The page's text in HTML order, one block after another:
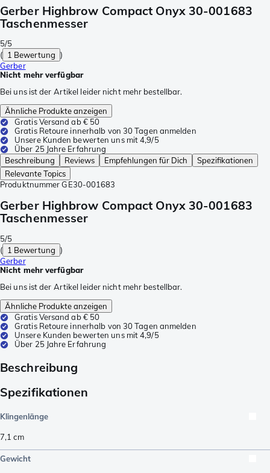
Gerber Highbrow Compact Onyx 30-001683
Taschenmesser
5/5
( 1 Bewertung )
Gerber
Nicht mehr verfügbar
Bei uns ist der Artikel leider nicht mehr bestellbar.
Ähnliche Produkte anzeigen
Gratis Versand ab € 50
Gratis Retoure innerhalb von 30 Tagen anmelden
Unsere Kunden bewerten uns mit 4,9/5
Über 25 Jahre Erfahrung
Beschreibung
Reviews Empfehlungen für Dich
Spezifikationen
Relevante Topics
Produktnummer GE30-001683
Gerber Highbrow Compact Onyx 30-001683
Taschenmesser
5/5
( 1 Bewertung )
Gerber
Nicht mehr verfügbar
Bei uns ist der Artikel leider nicht mehr bestellbar.
Ähnliche Produkte anzeigen
Gratis Versand ab € 50
Gratis Retoure innerhalb von 30 Tagen anmelden
Unsere Kunden bewerten uns mit 4,9/5
Über 25 Jahre Erfahrung
Beschreibung
Spezifikationen
Klingenlänge
7,1 cm
Gewicht